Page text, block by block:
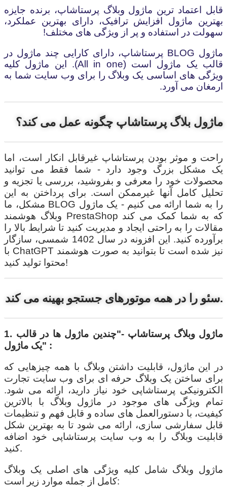
قابل اعتماد ترین ماژول وبلاگ پرستاشاپ، برنده جایزه
بهترین ماژول افزایش ترافیک، دارای بهترین عملکرد،
سهولت در استفاده و پر از ویژگی های مختلف!
ماژول BLOG پرستاشاپ، دارای کارایی چند ماژول در
قالب یک ماژول است (All in one). این ماژول کلیه
ویژگی های اساسی یک وبلاگ را برای وب سایت شما به
ارمغان می آورد.
ماژول بلاگ پرستاشاپ چگونه عمل می کند؟
راحت و موثر بودن پرستاشاپ غیرقابل انکار است، اما
یک مشکل بزرگ وجود دارد - شما فقط می توانید
محصولات خود را معرفی و بفروشید، بررسی یا تجزیه و
تحلیل کامل آنها غیرممکن است. برای پرداختن به این
مشکل، ما BLOG را به شما ارائه می کنیم - یک ماژول
وبلاگ هوشمند PrestaShop که به شما کمک می کند
مقالات را به راحتی ایجاد و مدیریت کنید تا شرایط بالا را
برآورده کنید. این افزونه در سال 1402 شمسی، سازگار
با ChatGPT نیز شده است تا بتوانید به صورت هوشمند
محتوا تولید کنید!
سئو را در همه موتورهای جستجو بهینه می کند.
1. ماژول وبلاگ پرستاشاپ -"چندین ماژول ها در قالب
یک ماژول" :
در این ماژول، قابلیت داشتن وبلاگ با همه چیزهایی که
برای ساختن یک وبلاگ حرفه ای برای وب سایت تجارت
الکترونیکی پرستاشاپی خود نیاز دارید، ارائه می شود.
تمام ویژگی های موجود در ماژول وبلاگ با بالاترین
کیفیت، با دستورالعمل های ساده و قابل فهم و تنظیمات
قابل سفارشی سازی، ارائه می شود تا به بهترین شکل
قابلیت وبلاگ را به وب سایت پرستاشاپی خود اضافه
کنید.
ماژول وبلاگ شامل کلیه ویژگی های اصلی یک وبلاگ
کامل از جمله موارد زیر است: